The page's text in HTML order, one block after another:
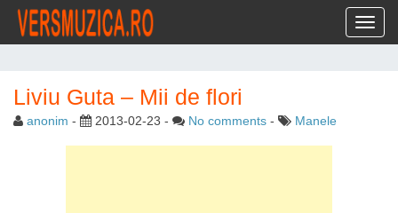
Liviu Guta – Mii de flori
anonim - 2013-02-23 - No comments - Manele